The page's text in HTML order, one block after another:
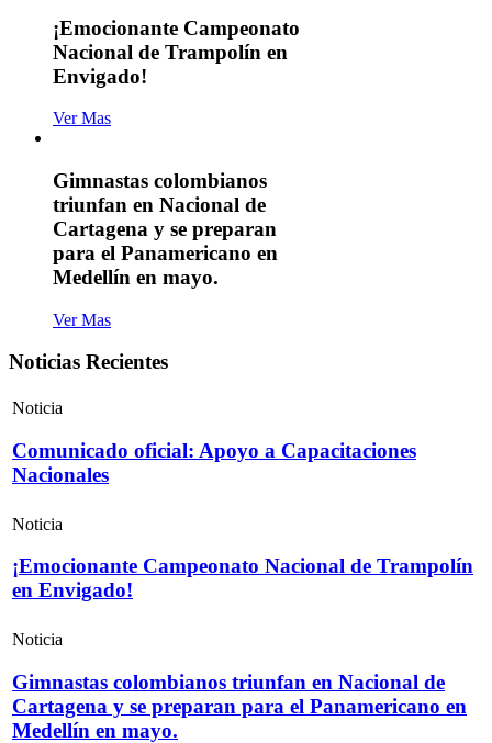
¡Emocionante Campeonato
Nacional de Trampolín en
Envigado!
Ver Mas
Gimnastas colombianos
triunfan en Nacional de
Cartagena y se preparan
para el Panamericano en
Medellín en mayo.
Ver Mas
Noticias Recientes
Noticia
Comunicado oficial: Apoyo a Capacitaciones
Nacionales
Noticia
¡Emocionante Campeonato Nacional de Trampolín
en Envigado!
Noticia
Gimnastas colombianos triunfan en Nacional de
Cartagena y se preparan para el Panamericano en
Medellín en mayo.